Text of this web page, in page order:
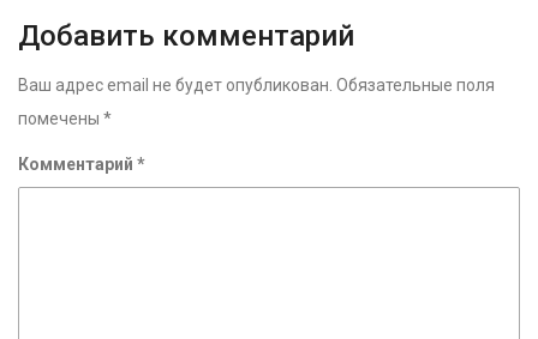
Добавить комментарий
Ваш адрес email не будет опубликован. Обязательные поля
помечены *
Комментарий *